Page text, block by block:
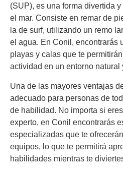
(SUP), es una forma divertida
el mar. Consiste en remar de
la de surf, utilizando un remo
el agua. En Conil, encontrarás
playas y calas que te
actividad en un entorno natural
Una de las mayores ventajas
adecuado para personas de
de habilidad. No importa si
experto, en Conil encontrarás
especializadas que te
equipos, lo que te permitirá
habilidades mientras te